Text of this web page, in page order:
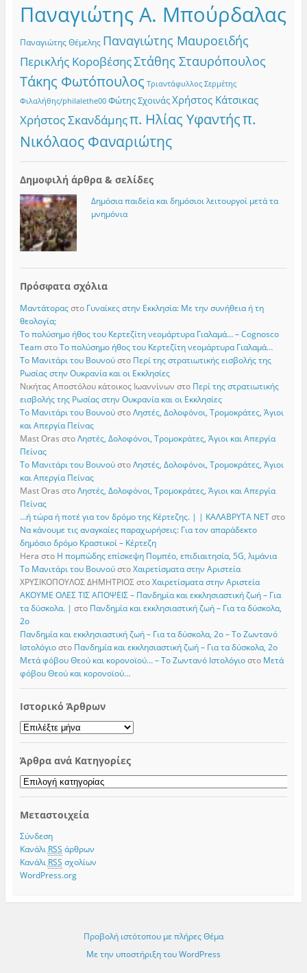
Παναγιώτης Α. Μπούρδαλας
Παναγιώτης Θέμελης Παναγιώτης Μαυροειδής
Περικλής ΚοροβέσηςΣτάθης Σταυρόπουλος
Τάκης Φωτόπουλος Τριαντάφυλλος Σερμέτης
Φιλαλήθης/philalethe00 Φώτης ΣχοινάςΧρήστος Κάτσικας
Χρήστος Σκανδάμηςπ. Ηλίας Υφαντήςπ.
Νικόλαος Φαναριώτης
Δημοφιλή άρθρα & σελίδες
Δημόσια παιδεία και δημόσιοι λειτουργοί μετά τα
μνημόνια
Πρόσφατα σχόλια
Μαντάτοραςστο Γυναίκες στην Εκκλησία: Με την συνήθεια ή τη
θεολογία;
Το πολύσημο ήθος του Κερτεζίτη νεομάρτυρα Γιαλαμά… – Cognosco
TeamστοΤο πολύσημο ήθος του Κερτεζίτη νεομάρτυρα Γιαλαμά…
Το Μανιτάρι του Βουνούστο Περί της στρατιωτικής εισβολής της
Ρωσίας στην Ουκρανία και οι Εκκλησίες
Νικήτας Αποστόλου κάτοικος Ιωαννίνων στο Περί της στρατιωτικής
εισβολής της Ρωσίας στην Ουκρανία και οι Εκκλησίες
Το Μανιτάρι του ΒουνούστοΛηστές, Δολοφόνοι, Τρομοκράτες, Άγιοι
και Απεργία Πείνας
Mast Oras στοΛηστές, Δολοφόνοι, Τρομοκράτες, Άγιοι και Απεργία
Πείνας
Το Μανιτάρι του ΒουνούστοΛηστές, Δολοφόνοι, Τρομοκράτες, Άγιοι
και Απεργία Πείνας
Mast Oras στοΛηστές, Δολοφόνοι, Τρομοκράτες, Άγιοι και Απεργία
Πείνας
…ή τώρα ή ποτέ για τον δρόμο της Κέρτεζης. | | ΚΑΛΑΒΡΥΤΑ ΝΕΤστο
Να κάνουμε τις αναγκαίες παραχωρήσεις: Για τον απαράδεκτο
δημόσιο δρόμο Κραστικοί – Κέρτεζη
Hera στο Η πομπώδης επίσκεψη Πομπέο, επιδιαιτησία, 5G, λιμάνια
Το Μανιτάρι του ΒουνούστοΧαιρετίσματα στην Αριστεία
ΧΡΥΣΙΚΟΠΟΥΛΟΣ ΔΗΜΗΤΡΙΟΣστοΧαιρετίσματα στην Αριστεία
ΑΚΟΥΜΕ ΟΛΕΣ ΤΙΣ ΑΠΟΨΕΙΣ – Πανδημία και εκκλησιαστική ζωή – Για
τα δύσκολα. | στο Πανδημία και εκκλησιαστική ζωή – Για τα δύσκολα,
2ο
Πανδημία και εκκλησιαστική ζωή – Για τα δύσκολα, 2ο – Το Zωντανό
Iστολόγιοστο Πανδημία και εκκλησιαστική ζωή – Για τα δύσκολα, 2ο
Μετά φόβου Θεού και κορονοϊού… – Το Zωντανό Iστολόγιοστο Μετά
φόβου Θεού και κορονοϊού…
Ιστορικό Άρθρων
Ιστορικό
Άρθρων
Άρθρα ανά Κατηγορίες
Άρθρα
ανά
Μεταστοιχεία
Σύνδεση
Κανάλι RSS άρθρων
Κανάλι RSS σχολίων
WordPress.org
Προβολή ιστότοπου με πλήρες Θέμα
Με την υποστήριξη του WordPress